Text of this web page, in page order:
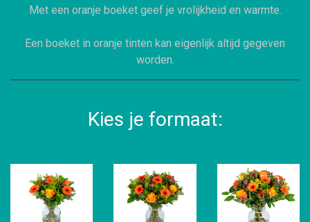
Met een oranje boeket geef je vrolijkheid en warmte.
Een boeket in oranje tinten kan eigenlijk altijd gegeven
worden.
Kies je formaat: